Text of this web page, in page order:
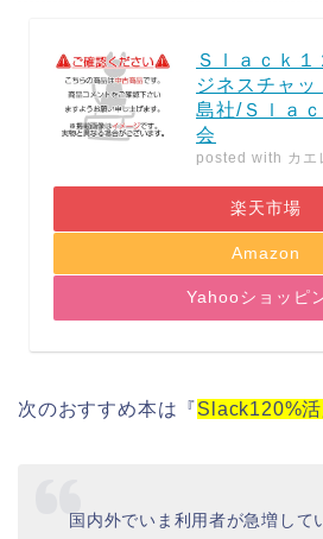
Ｓｌａｃｋ
ジネスチャ
島社/Ｓｌａ
会
posted with カエ
楽天市場
Amazon
Yahooショッピ
次のおすすめ本は『 Slack120%
国内外でいま利用者が急増して